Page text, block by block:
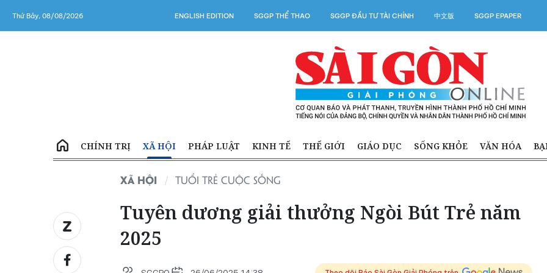
Thứ Bảy, 08/08/2026 ENGLISH EDITION SGGP THỂ THAO SGGP ĐẦU TƯ TÀI CHÍNH 中文版 SGGP EPAPER
CHÍNH TRỊ XÃ HỘI PHÁP LUẬT KINH TẾ THẾ GIỚI GIÁO DỤC SỐNG KHỎE VĂN HÓA
XÃ HỘI TUỔI TRẺ CUỘC SỐNG
Tuyên dương giải thưởng Ngòi Bút Trẻ năm
2025